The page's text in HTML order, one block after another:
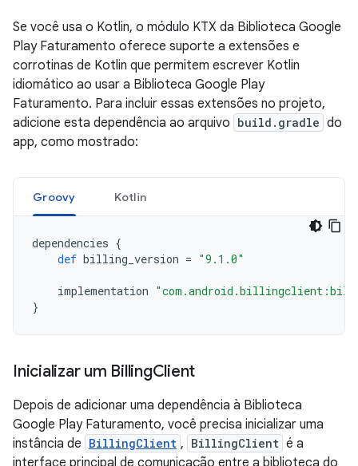
Se você usa o Kotlin, o módulo KTX da Biblioteca Google
Play Faturamento oferece suporte a extensões e
corrotinas de Kotlin que permitem escrever Kotlin
idiomático ao usar a Biblioteca Google Play
Faturamento. Para incluir essas extensões no projeto,
adicione esta dependência ao arquivo build.gradle do
app, como mostrado:
Groovy Kotlin
dependencies {
def billing_version = "9.1.0"
implementation
}
Inicializar um BillingClient
Depois de adicionar uma dependência à Biblioteca
Google Play Faturamento, você precisa inicializar uma
instância de BillingClient , BillingClient é a
interface principal de comunicação entre a biblioteca do